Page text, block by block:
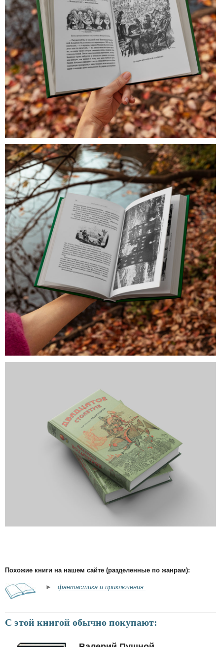
Похожие книги на нашем сайте (разделенные по жанрам):
► фантастика и приключения
С этой книгой обычно покупают: